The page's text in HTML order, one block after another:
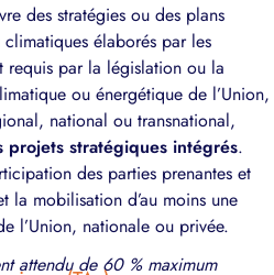
des stratégies ou des plans
élaborés par les
requis par la législation ou la
ou énergétique de l’Union,
national ou transnational,
projets stratégiques intégrés.
des parties prenantes et
mobilisation d’au moins une
l’Union, nationale ou privée.
attendu de 60 % maximum